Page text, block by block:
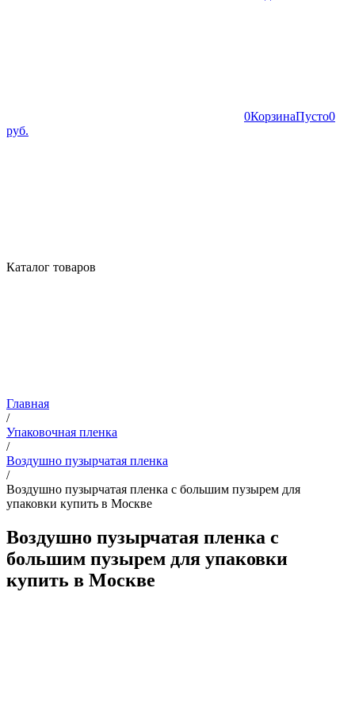
0КорзинаПусто0
руб.
Каталог товаров
Главная
/
Упаковочная пленка
/
Воздушно пузырчатая пленка
/
Воздушно пузырчатая пленка с большим пузырем для
упаковки купить в Москве
Воздушно пузырчатая пленка с
большим пузырем для упаковки
купить в Москве